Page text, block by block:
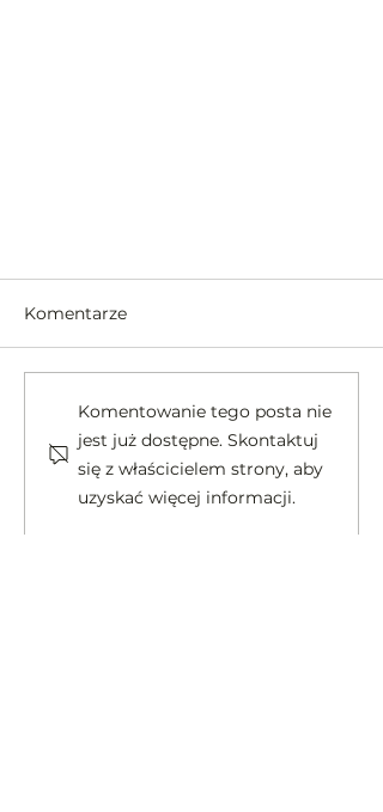
Oświadczenie w sprawie
muralu na szkole przy ulicy
projektu muralu z budkami
lęgowymi na ul. Grottgera 17 w
Gdyni. -...
Komentarze
Komentowanie tego posta nie
jest już dostępne. Skontaktuj
się z właścicielem strony, aby
uzyskać więcej informacji.